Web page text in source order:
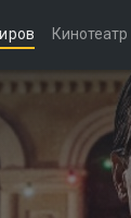
Кинотеатр